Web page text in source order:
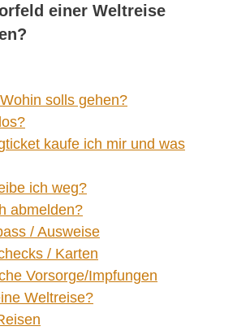
einer Weltreise
solls gehen?
kaufe ich mir und was
ich weg?
abmelden?
/ Ausweise
/ Karten
Vorsorge/Impfungen
Weltreise?